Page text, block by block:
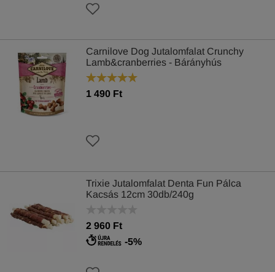
Carnilove Dog Jutalomfalat Crunchy
Lamb&cranberries - Bárányhús
vörösáfonyával 200g
1 490 Ft
Trixie Jutalomfalat Denta Fun Pálca
Kacsás 12cm 30db/240g
2 960 Ft
-5%